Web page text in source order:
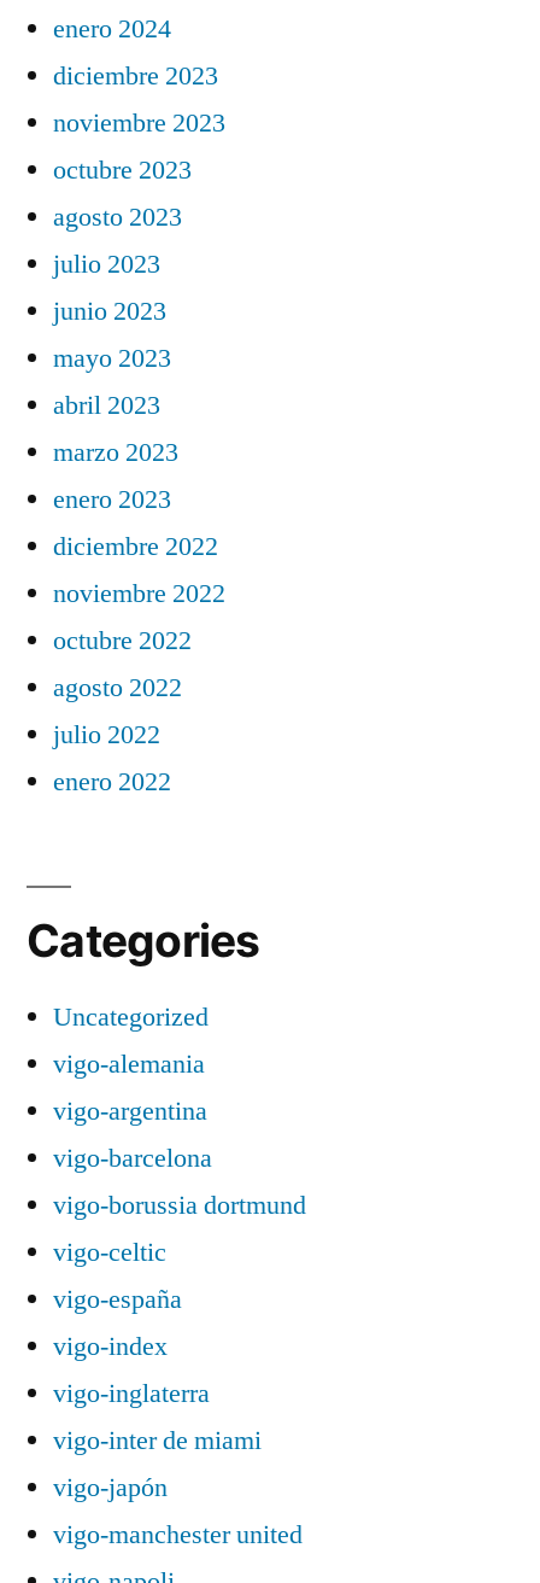
enero 2024
diciembre 2023
noviembre 2023
octubre 2023
agosto 2023
julio 2023
junio 2023
mayo 2023
abril 2023
marzo 2023
enero 2023
diciembre 2022
noviembre 2022
octubre 2022
agosto 2022
julio 2022
enero 2022
Categories
Uncategorized
vigo-alemania
vigo-argentina
vigo-barcelona
vigo-borussia dortmund
vigo-celtic
vigo-españa
vigo-index
vigo-inglaterra
vigo-inter de miami
vigo-japón
vigo-manchester united